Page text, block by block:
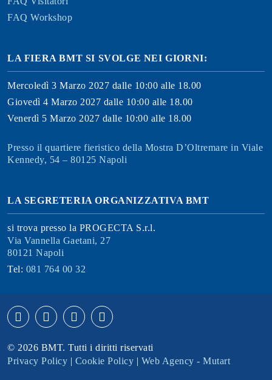
FAQ Workshop
LA FIERA BMT SI SVOLGE NEI GIORNI:
Mercoledì 3 Marzo 2027 dalle 10:00 alle 18.00
Giovedì 4 Marzo 2027 dalle 10:00 alle 18.00
Venerdì 5 Marzo 2027 dalle 10:00 alle 18.00
Presso il quartiere fieristico della Mostra D’Oltremare in Viale
Kennedy, 54 – 80125 Napoli
LA SEGRETERIA ORGANIZZATIVA BMT
si trova presso la PROGECTA S.r.l.
Via Vannella Gaetani, 27
80121 Napoli
Tel: 081 764 00 32
© 2026 BMT. Tutti i diritti riservati
Privacy Policy | Cookie Policy | Web Agency - Mutart